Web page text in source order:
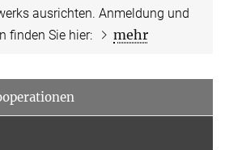
ausrichten. Anmeldung und
finden Sie hier:
mehr